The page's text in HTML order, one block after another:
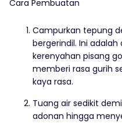
Cara Pembuatan
Campurkan tepung
bergerindil. Ini
kerenyahan pisang
memberi rasa gurih
kaya rasa.
Tuang air sedikit
adonan hingga